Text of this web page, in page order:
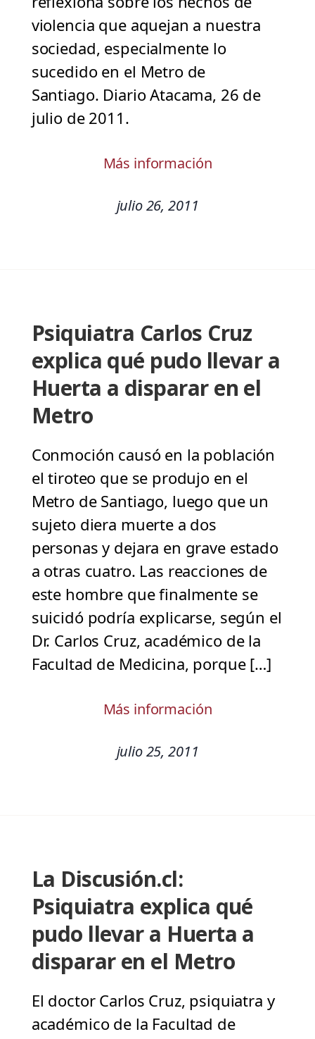
violencia que aquejan a nuestra
sociedad, especialmente lo
sucedido en el Metro de
Santiago. Diario Atacama, 26 de
julio de 2011.
Más información
julio 26, 2011
Psiquiatra Carlos Cruz
explica qué pudo llevar a
Huerta a disparar en el
Metro
Conmoción causó en la población
el tiroteo que se produjo en el
Metro de Santiago, luego que un
sujeto diera muerte a dos
personas y dejara en grave estado
a otras cuatro. Las reacciones de
este hombre que finalmente se
suicidó podría explicarse, según el
Dr. Carlos Cruz, académico de la
Facultad de Medicina, porque […]
Más información
julio 25, 2011
La Discusión.cl:
Psiquiatra explica qué
pudo llevar a Huerta a
disparar en el Metro
El doctor Carlos Cruz, psiquiatra y
académico de la Facultad de